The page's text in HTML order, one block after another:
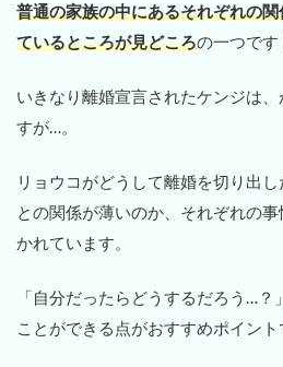
普通の家族の中にあるそれぞれの
ているところが見どころの一つです
いきなり離婚宣言されたケンジは
すが…。
リョウコがどうして離婚を切り出
との関係が薄いのか、それぞれの
かれています。
「自分だったらどうするだろう…
ことができる点がおすすめポイント